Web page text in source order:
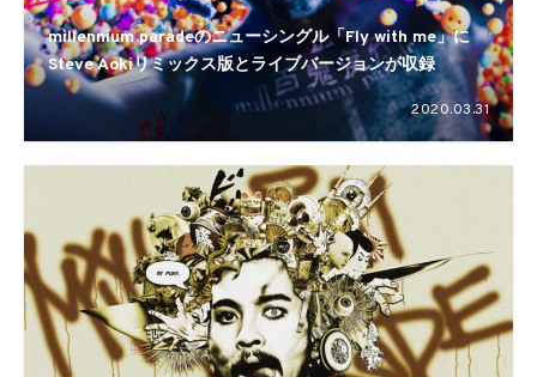
millennium paradeのニューシングル「Fly with me」に
Steve Aokiリミックス版とライブバージョンが収録
2020.03.31